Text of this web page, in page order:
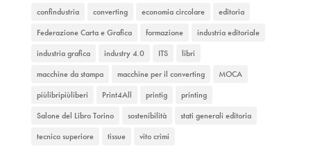
confindustria
converting economia circolare
editoria
Federazione Carta e Grafica
formazione
industria editoriale
industria grafica
industry 4.0 ITS
libri
macchine da stampa
macchine per il converting
MOCA
piùlibripiùliberi
Print4All printig
printing
Salone del Libro Torino
sostenibilità
stati generali editoria
tecnico superiore
tissue vito crimi